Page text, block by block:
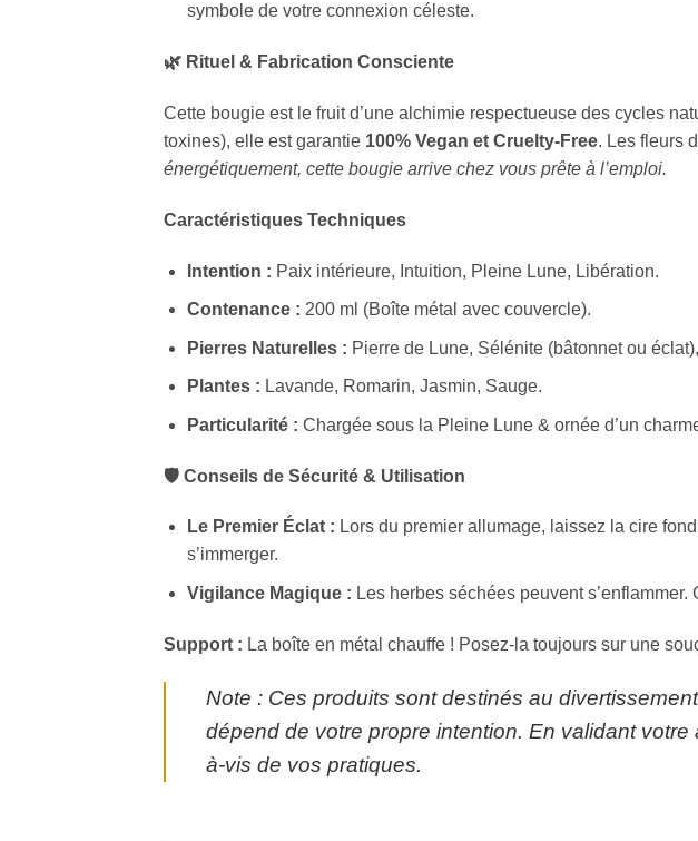
symbole de votre connexion céleste.
🌿 Rituel & Fabrication Consciente
Cette bougie est le fruit d’une alchimie respectueuse des cycles
toxines), elle est garantie 100% Vegan et Cruelty-Free. Les fleurs
énergétiquement, cette bougie arrive chez vous prête à l’emploi.
Caractéristiques Techniques
Intention : Paix intérieure, Intuition, Pleine Lune, Libération.
Contenance : 200 ml (Boîte métal avec couvercle).
Pierres Naturelles : Pierre de Lune, Sélénite (bâtonnet ou
Plantes : Lavande, Romarin, Jasmin, Sauge.
Particularité : Chargée sous la Pleine Lune & ornée d’un
🛡️ Conseils de Sécurité & Utilisation
Le Premier Éclat : Lors du premier allumage, laissez la cire
s’immerger.
Vigilance Magique : Les herbes séchées peuvent
Support : La boîte en métal chauffe ! Posez-la toujours sur une
Note : Ces produits sont destinés au
dépend de votre propre intention. En validant
à-vis de vos pratiques.